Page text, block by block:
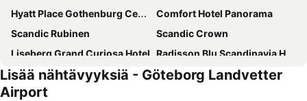
Hyatt Place Gothenburg Central
Comfort Hotel Panorama
Scandic Rubinen
Scandic Crown
Liseberg Grand Curiosa Hotel Radisson Blu Scandinavia Hotel, Goteborg
Scandic No. 25
Elite Park Avenue Hotel
Hotel Heden, BW Signature Collection
Lisää nähtävyyksiä - Göteborg Landvetter
Airport